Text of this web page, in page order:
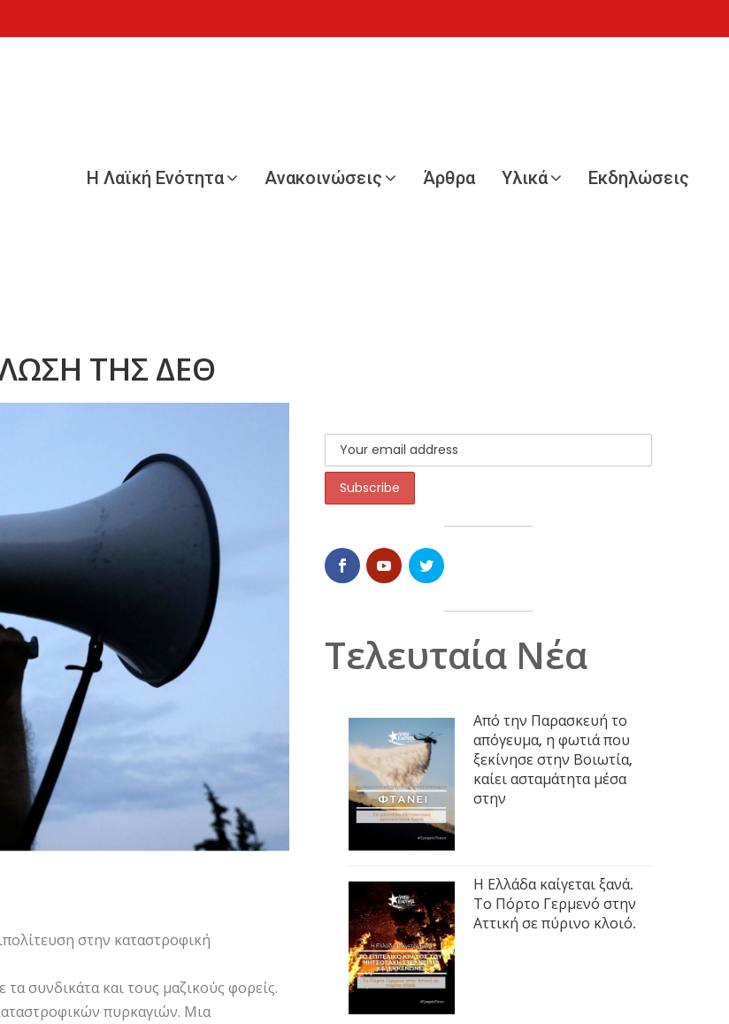
Η Λαϊκή Ενότητα Ανακοινώσεις Άρθρα Υλικά Εκδηλώσεις
ΤΗΣ ΔΕΘ
στην καταστροφική
συνδικάτα και τους μαζικούς φορείς.
πυρκαγιών. Μια
Τελευταία Νέα
Από την Παρασκευή το
απόγευμα, η φωτιά που
ξεκίνησε στην Βοιωτία,
καίει ασταμάτητα μέσα
στην
Η Ελλάδα καίγεται ξανά.
Το Πόρτο Γερμενό στην
Αττική σε πύρινο κλοιό.